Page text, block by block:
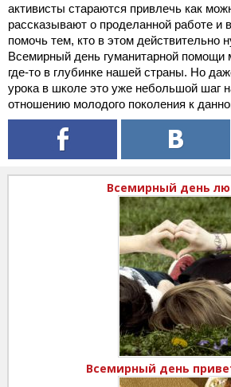
активисты стараются привлечь как
рассказывают о проделанной работе и
помочь тем, кто в этом действительно
Всемирный день гуманитарной помощи
где-то в глубинке нашей страны. Но
урока в школе это уже небольшой шаг
отношению молодого поколения к
Всемирный день
Всемирный день